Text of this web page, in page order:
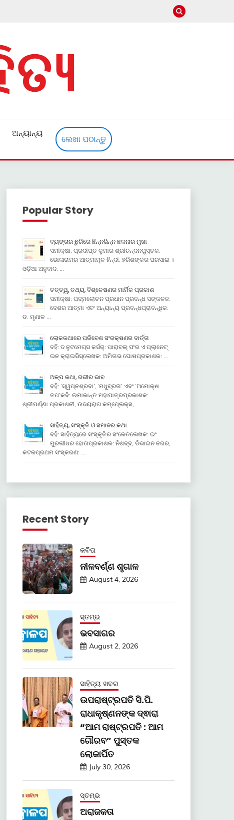
ଅନ୍ୟାନ୍ୟ
ଲେଖା ପଠାନ୍ତୁ
Popular Story
ବ୍ୟଙ୍ଗର ଛୁରିରେ ଛିନ୍ନଭିନ୍ନ ଛଳନାର ମୁଖା
ସମୀକ୍ଷା: ପ୍ରଦୀପ୍ତ କୁମାର ଶ୍ରୀଚନ୍ଦନପୁସ୍ତକ:
ଭୋଳାରାମର ଆତ୍ମାମୂଳ ହିନ୍ଦୀ: ହରିଶଙ୍କର ପରସାଇ ।
ଓଡ଼ିଆ ଅନୁବାଦ: …
ତତ୍ତ୍ୱ, ତଥ୍ୟ, ବିଶ୍ଳେଷଣର ମାର୍ମିକ ପ୍ରକାଶ
ସମୀକ୍ଷା: ପଦ୍ମଲୋଚନ ପ୍ରଧାନ ପ୍ରବନ୍ଧ ସଙ୍କଳନ:
ଦେଶର ଆତ୍ମା ଏବଂ ଅନ୍ୟାନ୍ୟ ପ୍ରବନ୍ଧପ୍ରାବନ୍ଧିକ:
ଡ. ମୃଣାଳ …
ଲୋକକଥାରେ ପରିବେଶ ସଂରକ୍ଷଣର ବାର୍ତ୍ତା
ବହି: ଦ ନୁଟମେଗ୍ସ କର୍ସର୍: ପାରାବଲ୍ ଫର ଏ ପ୍ଲାନେଟ୍
ଇନ କ୍ରାଇସିସ୍ଲେଖକ: ଅମିତାଭ ଘୋଷପ୍ରକାଶକ: …
ଅଳ୍ପ କଥା, ଗଭୀର ଭାବ
ବହି: ‘ସ୍ୱପ୍ନଶ୍ରବା’, ‘ମଧୁବ୍ରତା’ ଏବଂ ‘ଅମୋକ୍ଷ
ତପ’କବି: ଉମାକାନ୍ତ ମହାପାତ୍ରପ୍ରକାଶକ:
ଶ୍ରୀପର୍ଣ୍ଣା ପ୍ରକାଶନୀ, ଉଦୟରାଗ କମ୍ପେ୍ଲକ୍ସ, …
ସାହିତ୍ୟ, ସଂସ୍କୃତି ଓ ସମାଜର କଥା
ବହି: ସାହିତ୍ୟରେ ସଂସ୍କୃତିର ସଂକେତଲେଖକ: ଇଂ
ମୁରଲୀଧର ହୋତାପ୍ରକାଶକ: ନିଶବ୍ଦ, ଡିଭାଇନ ନଗର,
କଟକପ୍ରଥମ ସଂସ୍କରଣ: …
Recent Story
କବିତା
ନୀଳବର୍ଣ୍ଣ ଶୃଗାଳ
August 4, 2026
ସ୍ତମ୍ଭ
ଭବସାଗର
August 2, 2026
ସାହିତ୍ୟ ଖବର
ଉପରାଷ୍ଟ୍ରପତି ସି.ପି.
ରାଧାକୃଷ୍ଣନଙ୍କ ଦ୍ଵାରା
“ଆମ ରାଷ୍ଟ୍ରପତି : ଆମ
ଗୌରବ” ପୁସ୍ତକ
ଲୋକାର୍ପିତ
July 30, 2026
ସ୍ତମ୍ଭ
ଅରାଜକତା